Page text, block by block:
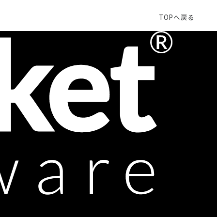
TOPへ戻る